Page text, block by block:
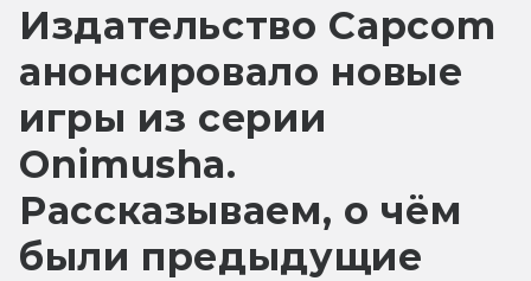
Издательство Capcom
анонсировало новые
игры из серии
Onimusha.
Рассказываем, о чём
были предыдущие